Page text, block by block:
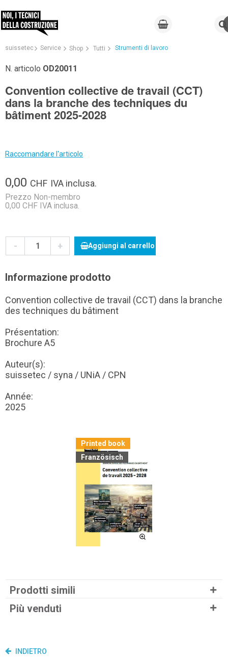
suissetec Service Shop Tutti Strumenti di lavoro
N. articolo OD20011
Convention collective de travail (CCT)
dans la branche des techniques du
bâtiment 2025-2028
Raccomandare l'articolo
0,00 CHF IVA inclusa.
Prezzo Non-membro
0,00 CHF IVA inclusa.
- + Aggiungi al carrello
Informazione prodotto
Convention collective de travail (CCT) dans la branche
des techniques du bâtiment
Présentation:
Brochure A5
Auteur(s):
suissetec / syna / UNiA / CPN
Année:
2025
Printed book
Französisch
Prodotti simili
Più venduti
INDIETRO